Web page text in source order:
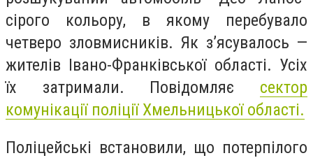
сірого кольору, в якому перебувало
четверо зловмисників. Як з’ясувалось —
жителів Івано-Франківської області. Усіх
їх затримали. Повідомляє сектор
комунікації поліції Хмельницької області.
Поліцейські встановили, що потерпілого